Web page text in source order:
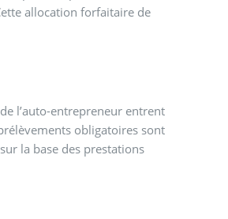
allocation forfaitaire de
l’auto-entrepreneur entrent
obligatoires sont
la base des prestations